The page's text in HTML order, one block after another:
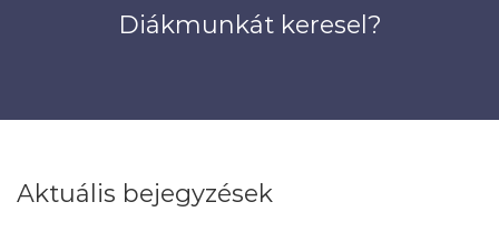
Diákmunkát keresel?
Aktuális bejegyzések